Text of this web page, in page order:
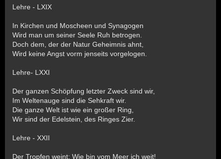
Lehre - LXIX
In Kirchen und Moscheen und Synagogen
Wird man um seiner Seele Ruh betrogen.
Doch dem, der der Natur Geheimnis ahnt,
Wird keine Angst vorm jenseits vorgelogen.
Lehre- LXXI
Der ganzen Schöpfung letzter Zweck sind wir,
Im Weltenauge sind die Sehkraft wir.
Die ganze Welt ist wie ein großer Ring,
Wir sind der Edelstein, des Ringes Zier.
Lehre - XXII
Der Tropfen weint; Wie bin vom Meer ich weit!